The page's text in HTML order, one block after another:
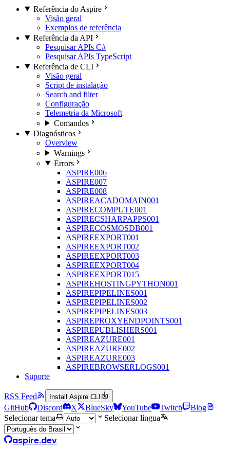
Referência do Aspire
Visão geral
Exemplos de referência
Referência da API
Pesquisar APIs C#
Pesquisar APIs TypeScript
Referência de CLI
Visão geral
Script de instalação
Search and filter
Configuração
Telemetria da Microsoft
Comandos
Diagnósticos
Overview
Warnings
Errors
ASPIRE006
ASPIRE007
ASPIRE008
ASPIREACADOMAIN001
ASPIRECOMPUTE001
ASPIRECSHARPAPPS001
ASPIRECOSMOSDB001
ASPIREEXPORT001
ASPIREEXPORT002
ASPIREEXPORT003
ASPIREEXPORT004
ASPIREEXPORT015
ASPIREHOSTINGPYTHON001
ASPIREPIPELINES001
ASPIREPIPELINES002
ASPIREPIPELINES003
ASPIREPROXYENDPOINTS001
ASPIREPUBLISHERS001
ASPIREAZURE001
ASPIREAZURE002
ASPIREAZURE003
ASPIREBROWSERLOGS001
Suporte
RSS Feed Install Aspire CLI
GitHub Discord X BlueSky YouTube Twitch
Blog
Selecionar tema
Selecionar língua
aspire.dev